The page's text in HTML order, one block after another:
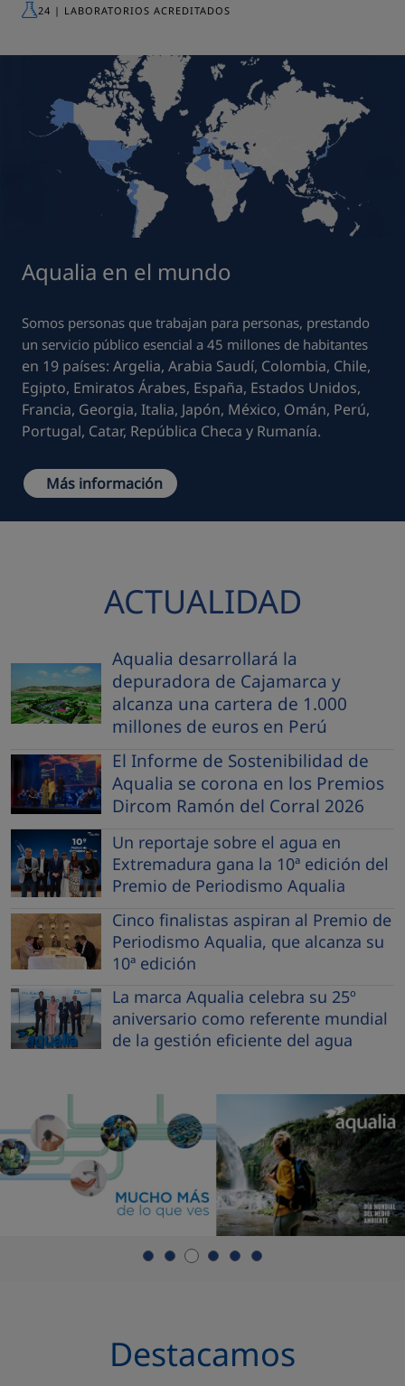
24 | LABORATORIOS ACREDITADOS
Aqualia en el mundo
Somos personas que trabajan para personas, prestando
un servicio público esencial a 45 millones de habitantes
en 19 países: Argelia, Arabia Saudí, Colombia, Chile,
Egipto, Emiratos Árabes, España, Estados Unidos,
Francia, Georgia, Italia, Japón, México, Omán, Perú,
Portugal, Catar, República Checa y Rumanía.
Más información
ACTUALIDAD
Aqualia desarrollará la
depuradora de Cajamarca y
alcanza una cartera de 1.000
millones de euros en Perú
El Informe de Sostenibilidad de
Aqualia se corona en los Premios
Dircom Ramón del Corral 2026
Un reportaje sobre el agua en
Extremadura gana la 10ª edición del
Premio de Periodismo Aqualia
Cinco finalistas aspiran al Premio de
Periodismo Aqualia, que alcanza su
10ª edición
La marca Aqualia celebra su 25º
aniversario como referente mundial
de la gestión eficiente del agua
Destacamos